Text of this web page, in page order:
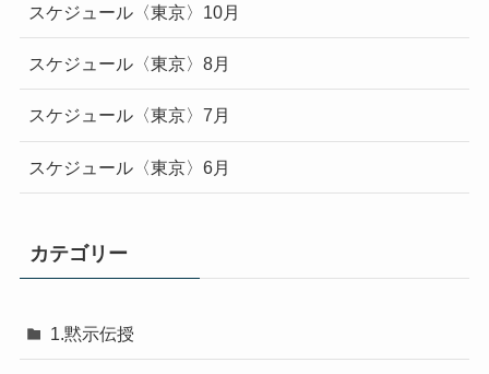
スケジュール〈東京〉10月
スケジュール〈東京〉8月
スケジュール〈東京〉7月
スケジュール〈東京〉6月
カテゴリー
1.黙示伝授